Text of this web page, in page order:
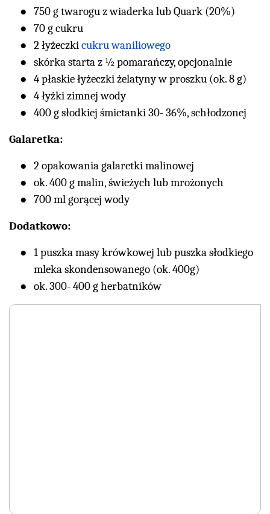
750 g twarogu z wiaderka lub Quark (20%)
70 g cukru
2 łyżeczkicukru waniliowego
skórka starta z ½ pomarańczy, opcjonalnie
4 płaskie łyżeczki żelatyny w proszku (ok. 8 g)
4 łyżki zimnej wody
400 g słodkiej śmietanki 30- 36%, schłodzonej
Galaretka:
2 opakowania galaretki malinowej
ok. 400 g malin, świeżych lub mrożonych
700 ml gorącej wody
Dodatkowo:
1 puszka masy krówkowej lub puszka słodkiego
mleka skondensowanego (ok. 400g)
ok. 300- 400 g herbatników